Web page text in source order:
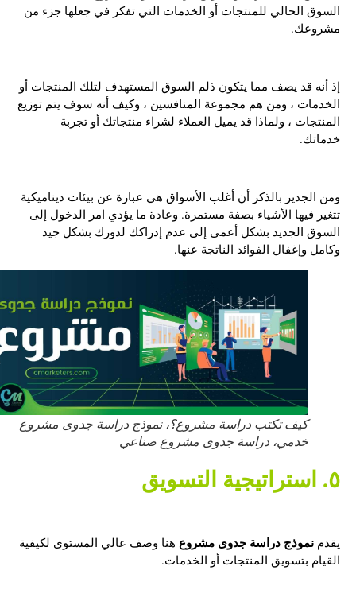
السوق الحالي للمنتجات أو الخدمات التي تفكر في جعلها جزء من
مشروعك.
إذ أنه قد يصف مما يتكون ذلم السوق المستهدف لتلك المنتجات أو
الخدمات ، ومن هم مجموعة المنافسين ، وكيف أنه سوف يتم توزيع
المنتجات ، ولماذا قد يميل العملاء لشراء منتجاتك أو تجربة
خدماتك.
ومن الجدير بالذكر أن أغلب الأسواق هي عبارة عن بيئات ديناميكية
تتغير فيها الأشياء بصفة مستمرة. وعادة ما يؤدي امر الدخول إلى
السوق الجديد بشكل أعمى إلى عدم إدراكك لدورك بشكل جيد
وكامل وإغفال الفوائد الناتجة عنها.
كيف تكتب دراسة مشروع؟، نموذج دراسة جدوى مشروع
خدمي، دراسة جدوى مشروع صناعي
يقدمنموذج دراسة جدوى مشروع هنا وصف عالي المستوى لكيفية
القيام بتسويق المنتجات أو الخدمات.